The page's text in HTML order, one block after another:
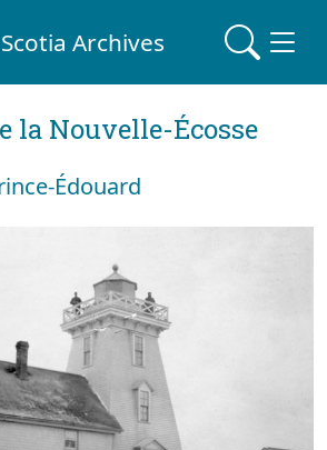
Archives
la Nouvelle-Écosse
Édouard